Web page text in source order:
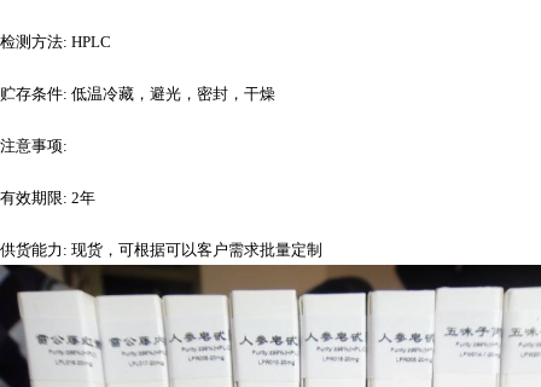
检测方法: HPLC
贮存条件: 低温冷藏，避光，密封，干燥
注意事项:
有效期限: 2年
供货能力 : 现货，可根据可以客户需求批量定制